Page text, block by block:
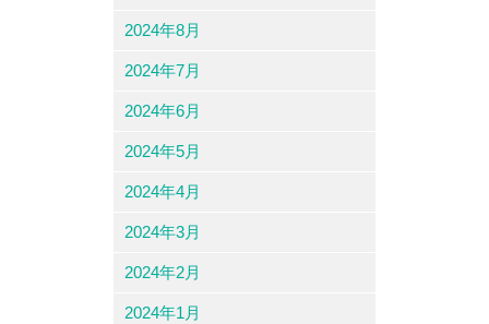
2024年8月
2024年7月
2024年6月
2024年5月
2024年4月
2024年3月
2024年2月
2024年1月